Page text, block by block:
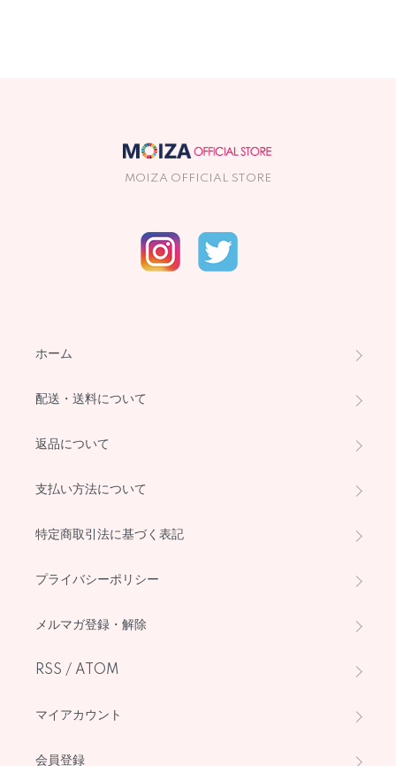
MOIZA OFFICIAL STORE
ホーム
配送・送料について
返品について
支払い方法について
特定商取引法に基づく表記
プライバシーポリシー
メルマガ登録・解除
RSS / ATOM
マイアカウント
会員登録